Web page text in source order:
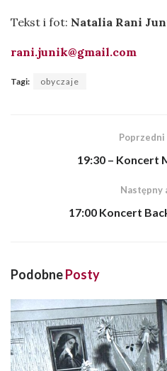
Tekst i fot: Natalia Rani
rani.junik@gmail.com
Tagi: obyczaje
Poprzedni
19:30 – Koncert
Następny
17:00 Koncert
PodobnePosty